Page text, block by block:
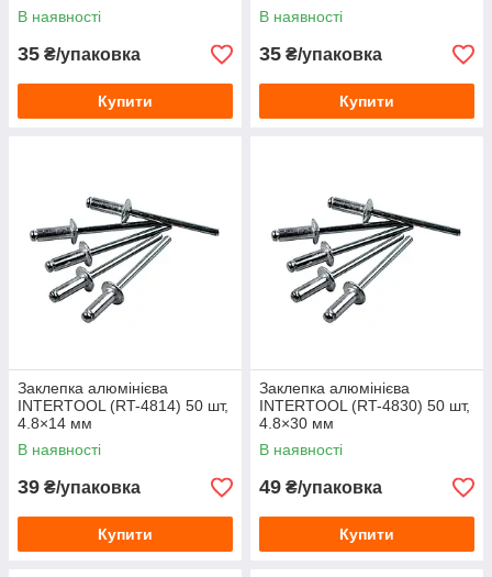
В наявності
35 ₴/упаковка
Купити
В наявності
35 ₴/упаковка
Купити
Заклепка алюмінієва
INTERTOOL (RT-4814) 50 шт,
4.8×14 мм
В наявності
39 ₴/упаковка
Купити
Заклепка алюмінієва
INTERTOOL (RT-4830) 50 шт,
4.8×30 мм
В наявності
49 ₴/упаковка
Купити